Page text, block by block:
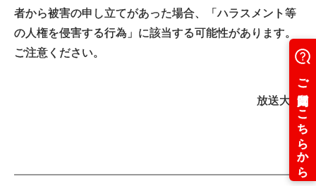
者から被害の申し立てがあった場合、「ハラスメント等
の人権を侵害する行為」に該当する可能性があります。
ご注意ください。
放送大学